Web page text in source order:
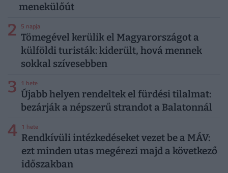
menekülőút
2 5 napja
Tömegével kerülik el Magyarországot a
külföldi turisták: kiderült, hová mennek
sokkal szívesebben
3 1 hete
Újabb helyen rendeltek el fürdési tilalmat:
bezárják a népszerű strandot a Balatonnál
4 1 hete
Rendkívüli intézkedéseket vezet be a MÁV:
ezt minden utas megérezi majd a következő
időszakban